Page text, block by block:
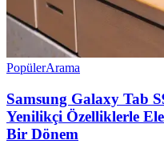
PopülerArama
Samsung Galaxy Tab
Yenilikçi Özelliklerle
Bir Dönem